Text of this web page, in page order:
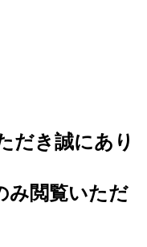
だき誠にあり
み閲覧いただ